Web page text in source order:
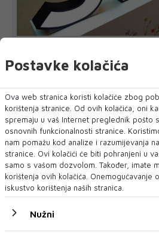
milijardi dolara vrijednosti
Jedna od najvrjednijih svjetskih
Postavke kolačića
Ova web stranica koristi kolačiće zbog
korištenja stranice. Od ovih kolačića, oni
spremaju u vaš Internet preglednik pošto
osnovnih funkcionalnosti stranice.
nam pomažu kod analize i razumijevanja
stranice. Ovi kolačići će biti pohranjeni u
samo s vašom dozvolom. Također, imate
korištenja ovih kolačića. Onemogućavanje
iskustvo korištenja naših stranica.
Nužni